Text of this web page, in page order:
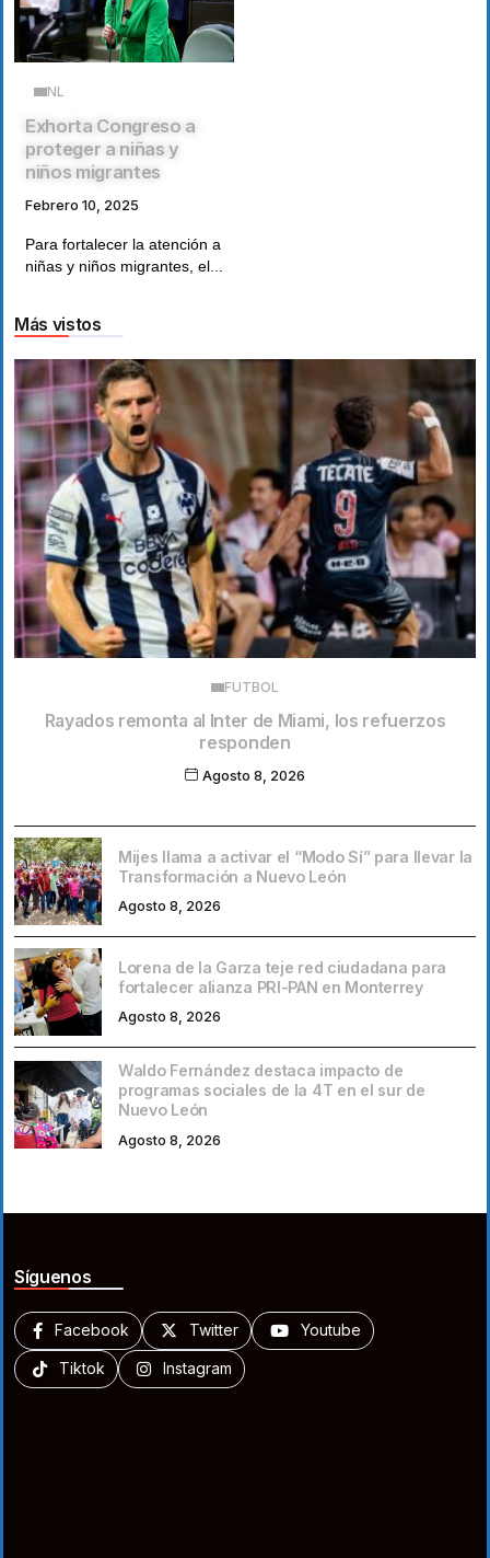
NL
Exhorta Congreso a
proteger a niñas y
niños migrantes
Febrero 10, 2025
Para fortalecer la atención a
niñas y niños migrantes, el...
Más vistos
FUTBOL
Rayados remonta al Inter de Miami, los refuerzos
responden
Agosto 8, 2026
Mijes llama a activar el “Modo Sí” para llevar la
Transformación a Nuevo León
Agosto 8, 2026
Lorena de la Garza teje red ciudadana para
fortalecer alianza PRI-PAN en Monterrey
Agosto 8, 2026
Waldo Fernández destaca impacto de
programas sociales de la 4T en el sur de
Nuevo León
Agosto 8, 2026
Síguenos
Facebook Twitter Youtube
Tiktok Instagram